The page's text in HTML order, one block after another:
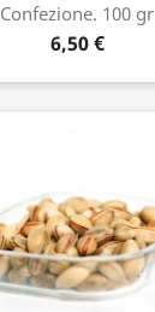
Confezione. 100 gr
6,50 €
Acquista ora